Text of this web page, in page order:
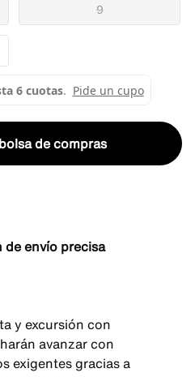
9
de compras
envío precisa
y excursión con
avanzar con
exigentes gracias a